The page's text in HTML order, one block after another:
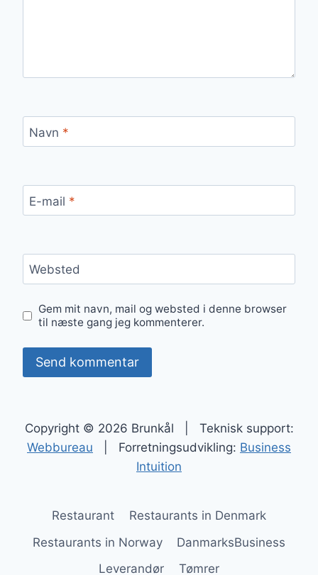
Navn *
E-mail *
Websted
Gem mit navn, mail og websted i denne browser
til næste gang jeg kommenterer.
Copyright © 2026 Brunkål | Teknisk support:
Webbureau | Forretningsudvikling: Business
Intuition
Restaurant
Restaurants in Denmark
Restaurants in Norway
DanmarksBusiness
Leverandør
Tømrer